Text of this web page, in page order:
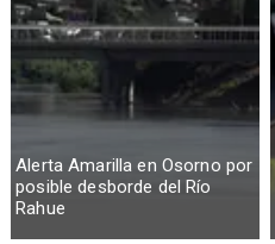
Alerta Amarilla en Osorno por
posible desborde del Río
Rahue